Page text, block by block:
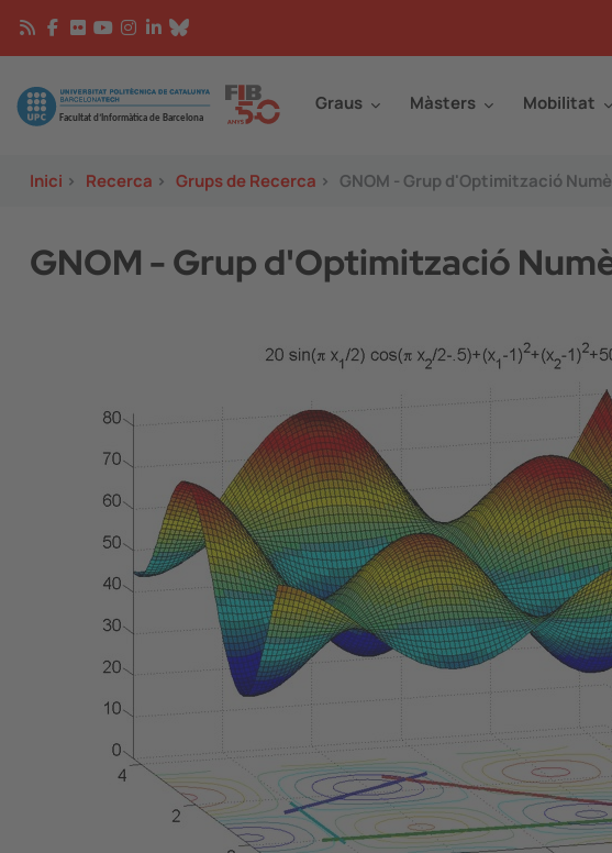
Vés al contingut
Image Graus Màsters Mobilitat
Inici > Recerca > Grups de Recerca > GNOM - Grup d'Optimització
GNOM - Grup d'Optimització